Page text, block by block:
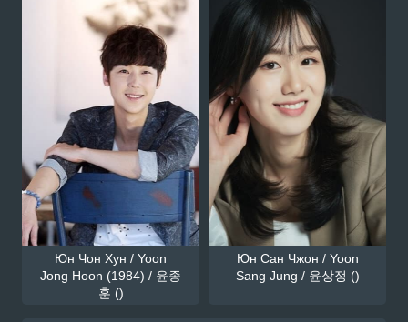
Юн Чон Хун / Yoon
Jong Hoon (1984) / 윤종
훈 ()
Юн Сан Чжон / Yoon
Sang Jung / 윤상정 ()